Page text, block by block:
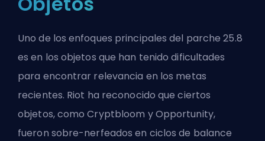
Uno de los enfoques principales del parche 25.8
es en los objetos que han tenido dificultades
para encontrar relevancia en los metas
recientes. Riot ha reconocido que ciertos
objetos, como Cryptbloom y Opportunity,
fueron sobre-nerfeados en ciclos de balance